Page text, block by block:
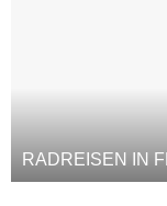
RADREISEN IN